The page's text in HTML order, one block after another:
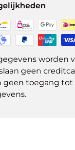
worden
geen
geen toegang tot